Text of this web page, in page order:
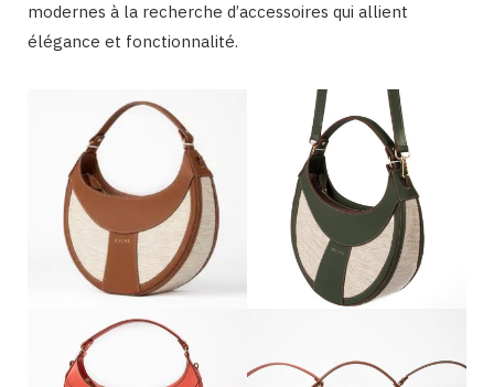
modernes à la recherche d’accessoires qui allient
élégance et fonctionnalité.